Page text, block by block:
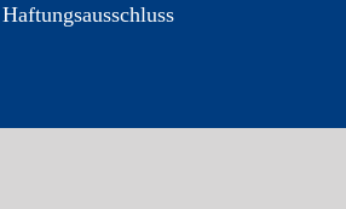
Haftungsausschluss